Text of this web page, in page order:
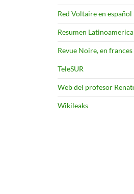
Red Voltaire en español
Resumen
Revue Noire, en frances
TeleSUR
Web del profesor
Wikileaks